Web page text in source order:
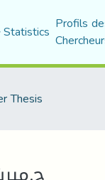
Statistics Profils
Thesis